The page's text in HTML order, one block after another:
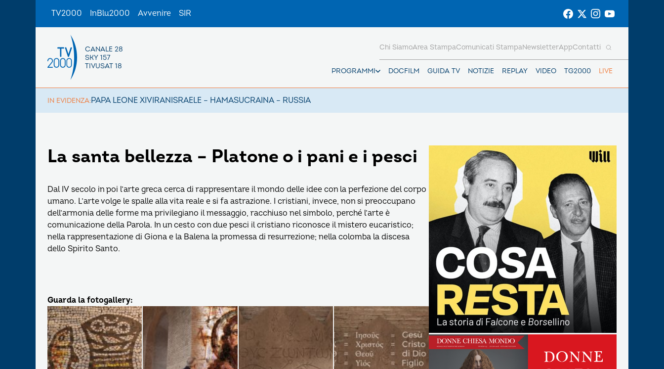
TV2000 InBlu2000 Avvenire SIR
CANALE 28
SKY 157
TIVUSAT 18
PROGRAMMI DOCFILM GUIDA TV NOTIZIE REPLAY VIDEO TG2000 LIVE
Chi SiamoArea StampaComunicati StampaNewsletterAppContatti
IN EVIDENZA:PAPA LEONE XIVIRANISRAELE – HAMASUCRAINA – RUSSIA
La santa bellezza – Platone o i pani e i pesci
Dal IV secolo in poi l’arte greca cerca di rappresentare il mondo delle idee con la perfezione del corpo
umano. L’arte volge le spalle alla vita reale e si fa astrazione. I cristiani, invece, non si preoccupano
dell’armonia delle forme ma privilegiano il messaggio, racchiuso nel simbolo, perché l’arte è
comunicazione della Parola. In un cesto con due pesci il cristiano riconosce il mistero eucaristico;
nella rappresentazione di Giona e la Balena la promessa di resurrezione; nella colomba la discesa
dello Spirito Santo.
Guarda la fotogallery: